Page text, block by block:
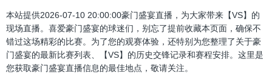
本站提供2026-07-10 20:00:00豪门盛宴直播，为大家带来【VS】的
现场直播。喜爱豪门盛宴的球迷们，别忘了提前收藏本页面，确保不
错过这场精彩的比赛。为了您的观赛体验，还特别为您整理了关于豪
门盛宴的最新比赛列表、【VS】的历史交锋记录和赛程安排。这里是
您获取豪门盛宴直播信息的最佳地点，敬请关注。